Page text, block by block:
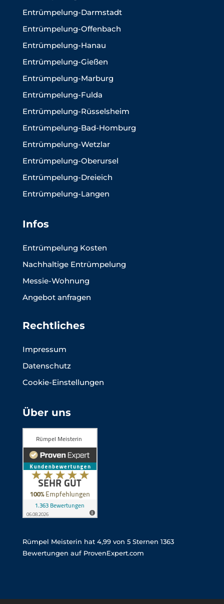
Entrümpelung-Darmstadt
Entrümpelung-Offenbach
Entrümpelung-Hanau
Entrümpelung-Gießen
Entrümpelung-Marburg
Entrümpelung-Fulda
Entrümpelung-Rüsselsheim
Entrümpelung-Bad-Homburg
Entrümpelung-Wetzlar
Entrümpelung-Oberursel
Entrümpelung-Dreieich
Entrümpelung-Langen
Infos
Entrümpelung Kosten
Nachhaltige Entrümpelung
Messie-Wohnung
Angebot anfragen
Rechtliches
Impressum
Datenschutz
Cookie-Einstellungen
Über uns
Rümpel Meisterin hat 4,99von 5Sternen 1363
Bewertungen auf ProvenExpert.com